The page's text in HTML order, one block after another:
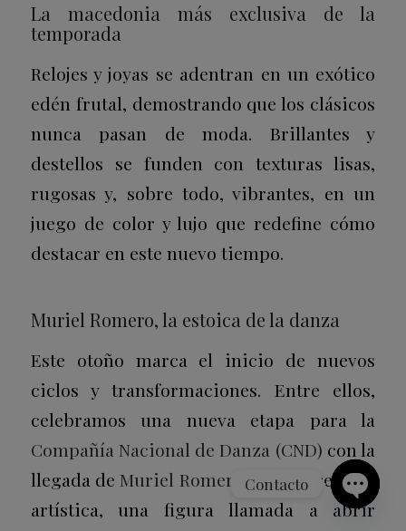
La macedonia más exclusiva de la
temporada
Relojes y joyas se adentran en un exótico
edén frutal, demostrando que los clásicos
nunca pasan de moda. Brillantes y
destellos se funden con texturas lisas,
rugosas y, sobre todo, vibrantes, en un
juego de color y lujo que redefine cómo
destacar en este nuevo tiempo.
Muriel Romero, la estoica de la danza
Este otoño marca el inicio de nuevos
ciclos y transformaciones. Entre ellos,
celebramos una nueva etapa para la
Compañía Nacional de Danza (CND) con la
llegada de Muriel Romero como directora
artística, una figura llamada a abrir
Contacto
Open